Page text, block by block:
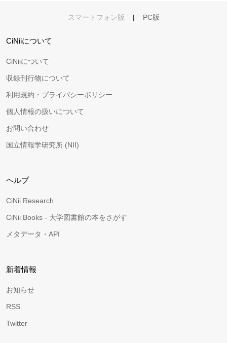
スマートフォン版 | PC版
CiNiiについて
CiNiiについて
収録刊行物について
利用規約・プライバシーポリシー
個人情報の扱いについて
お問い合わせ
国立情報学研究所 (NII)
ヘルプ
CiNii Research
CiNii Books - 大学図書館の本をさがす
メタデータ・API
新着情報
お知らせ
RSS
Twitter